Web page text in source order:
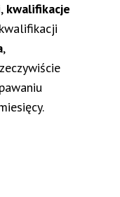
kwalifikacje
,